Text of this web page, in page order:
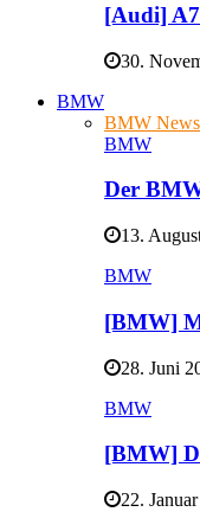
[Audi]
30.
BMW
BMW
BMW
Der
13.
BMW
[BMW]
28. Juni
BMW
[BMW]
22.